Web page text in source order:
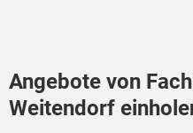
Angebote von
Weitendorf